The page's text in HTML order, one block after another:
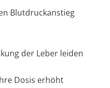
Blutdruckanstieg
der Leber leiden
Dosis erhöht